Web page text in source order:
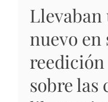
nuevo en
sobre las